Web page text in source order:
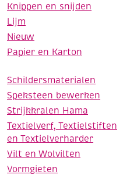
Knippen en snijden
Lijm
Nieuw
Papier en Karton
Schildersmaterialen
Speksteen bewerken
Strijkkralen Hama
Textielverf, Textielstiften
en Textielverharder
Vilt en Wolvilten
Vormgieten